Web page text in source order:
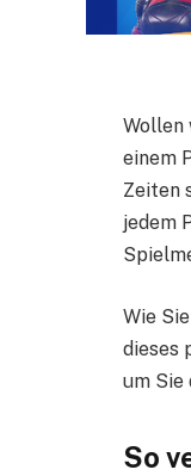
Wollen
einem
Zeiten
jedem
Wie
dieses
um Sie
So